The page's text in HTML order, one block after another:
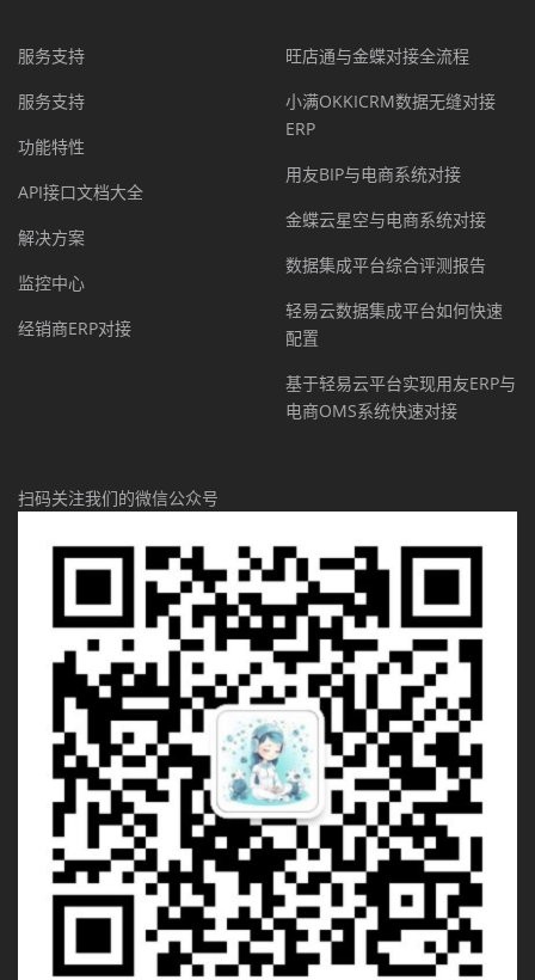
服务支持
服务支持
功能特性
API接口文档大全
解决方案
监控中心
经销商ERP对接
旺店通与金蝶对接全流程
小满OKKICRM数据无缝对接
ERP
用友BIP与电商系统对接
金蝶云星空与电商系统对接
数据集成平台综合评测报告
轻易云数据集成平台如何快速
配置
基于轻易云平台实现用友ERP与
电商OMS系统快速对接
扫码关注我们的微信公众号